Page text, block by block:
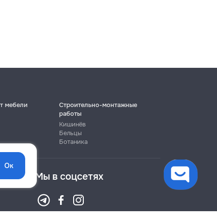
Ок
мебели
Строительно-монтажные
работы
Кишинёв
Бельцы
Ботаника
Мы в соцсетях